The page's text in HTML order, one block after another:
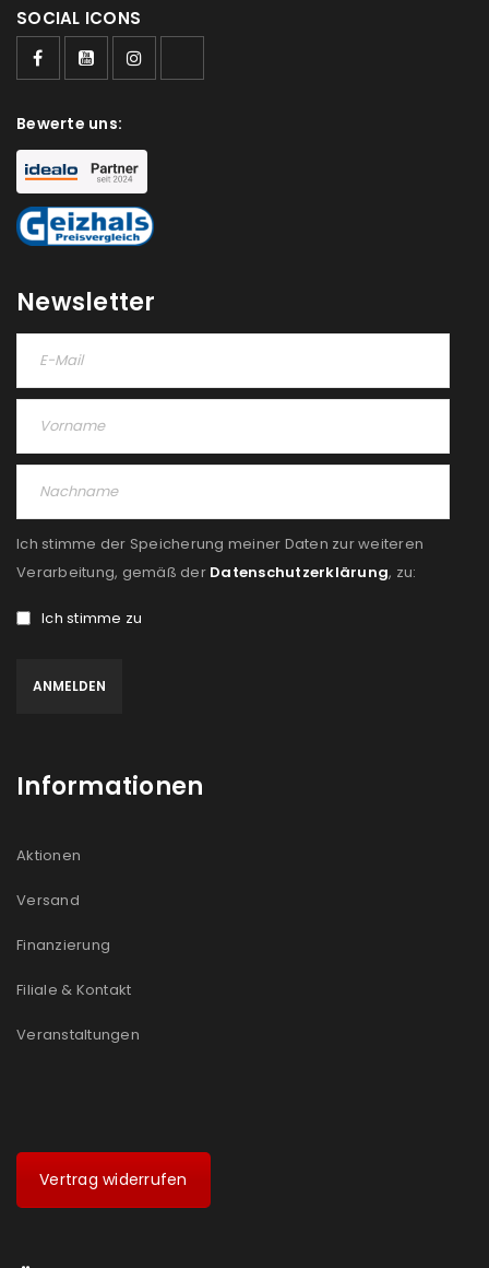
ANMELDEN
Benutzername oder E-Mail-Adresse
Anmeldeformular geschützt durchWP Captcha
ANMELDEN
PASSWORT VERGESSEN?
REGISTRIEREN
Please select all the ways you would like to hear from
Ja, ich möchte ein Kundenkonto eröffnen und
SOCIAL ICONS
Bewerte uns:
Newsletter
Ich stimme der Speicherung meiner Daten zur weiteren
Verarbeitung, gemäß der Datenschutzerklärung, zu:
Ich stimme zu
Informationen
Aktionen
Versand
Finanzierung
Filiale & Kontakt
Veranstaltungen
Vertrag widerrufen